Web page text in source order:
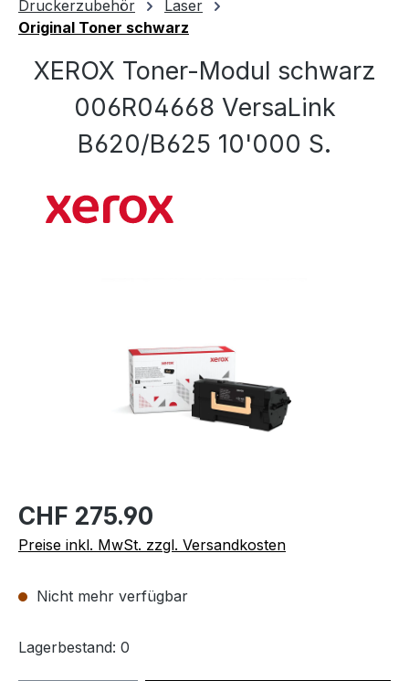
Druckerzubehör
Laser
Original Toner schwarz
XEROX Toner-Modul schwarz
006R04668 VersaLink
B620/B625 10'000 S.
CHF 275.90
Preise inkl. MwSt. zzgl. Versandkosten
Nicht mehr verfügbar
Lagerbestand: 0